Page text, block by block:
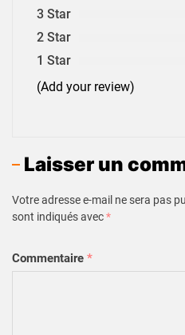
3 Star
2 Star
1 Star
(Add your review)
Laisser un
Votre adresse e-mail ne sera pas
sont indiqués avec*
Commentaire *